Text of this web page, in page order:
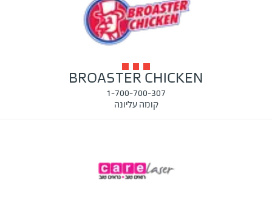
BROASTER CHICKEN
1-700-700-307
קומה עליונה